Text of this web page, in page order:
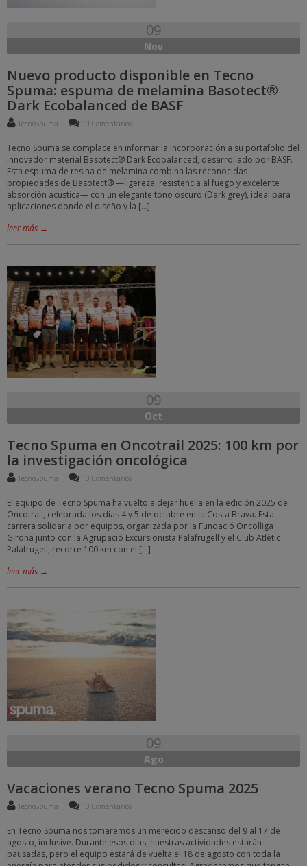
09
Nov
Nuevo producto disponible en Tecno
Spuma: espuma de melamina Basotect®
Dark Ecobalanced de BASF
TecnoSpuma 10 Comentarios
Tecno Spuma se complace en informar la incorporación a su portafolio del
innovador material Basotect® Dark Ecobalanced, desarrollado por BASF.
Esta espuma de resina de melamina combina las reconocidas
propiedades de Basotect® —ligereza, resistencia al fuego y excelente
absorción acústica— con un elegante tono oscuro (Dark grey), ideal para
aplicaciones donde el diseño y la […]
leer más →
09
Oct
Tecno Spuma en Oncotrail 2025: 100 km por
la investigación oncológica
TecnoSpuma 10 Comentarios
El equipo de Tecno Spuma ha vuelto a dejar huella en la edición 2025 de
Oncotrail, celebrada los días 4 y 5 de octubre en la Costa Brava. Esta
carrera solidaria por equipos, organizada por la Fundació Oncolliga
Girona junto con la Agrupació Excursionista Palafrugell y el Club Atlètic
Palafrugell, recorre 100 km con el […]
leer más →
09
Ago
Vacaciones verano Tecno Spuma 2025
TecnoSpuma 10 Comentarios
En Tecno Spuma nos tomaremos un merecido descanso del 9 al 17 de
agosto, inclusive. Durante esos días, nuestras actividades estarán
pausadas, pero el equipo estará de vuelta el 18 de agosto con toda la